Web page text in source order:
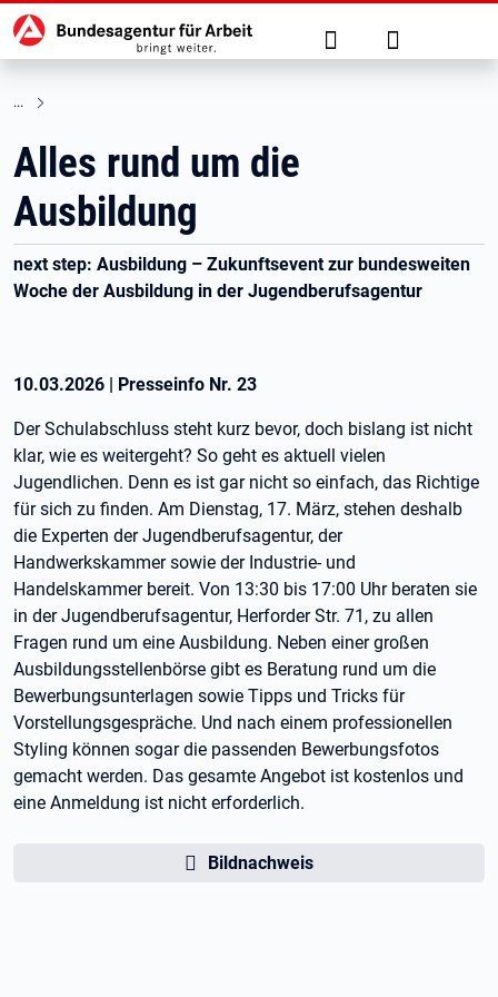
zu den Hauptinhalten springen
Hauptnavigation Suche Anmelden
Alles rund um die
Ausbildung
next step: Ausbildung – Zukunftsevent zur bundesweiten
Woche der Ausbildung in der Jugendberufsagentur
10.03.2026 | Presseinfo Nr. 23
Der Schulabschluss steht kurz bevor, doch bislang ist nicht
klar, wie es weitergeht? So geht es aktuell vielen
Jugendlichen. Denn es ist gar nicht so einfach, das Richtige
für sich zu finden. Am Dienstag, 17. März, stehen deshalb
die Experten der Jugendberufsagentur, der
Handwerkskammer sowie der Industrie- und
Handelskammer bereit. Von 13:30 bis 17:00 Uhr beraten sie
in der Jugendberufsagentur, Herforder Str. 71, zu allen
Fragen rund um eine Ausbildung. Neben einer großen
Ausbildungsstellenbörse gibt es Beratung rund um die
Bewerbungsunterlagen sowie Tipps und Tricks für
Vorstellungsgespräche. Und nach einem professionellen
Styling können sogar die passenden Bewerbungsfotos
gemacht werden. Das gesamte Angebot ist kostenlos und
eine Anmeldung ist nicht erforderlich.
Bildnachweis